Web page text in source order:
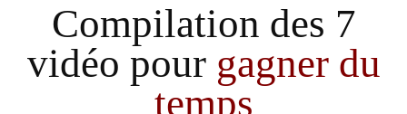
Compilation des 7
vidéo pour gagner du
temps